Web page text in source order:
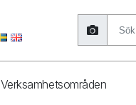
Verksamhetsområden